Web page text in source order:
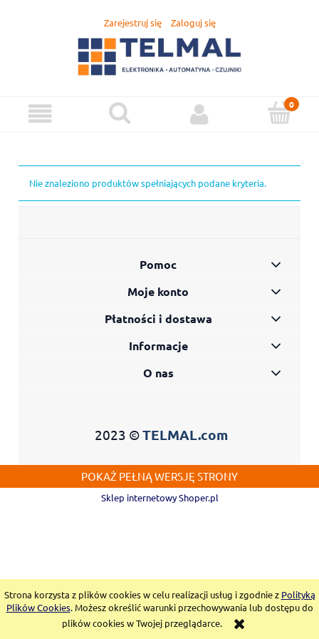
Strona korzysta z plików cookies w celu realizacji usług i zgodnie z Polityką
Plików Cookies. Możesz określić warunki przechowywania lub dostępu do
plików cookies w Twojej przeglądarce.
Zarejestruj się Zaloguj się
Nie znaleziono produktów spełniających podane kryteria.
Pomoc
Moje konto
Płatności i dostawa
Informacje
O nas
2023 ©TELMAL.com
POKAŻ PEŁNĄ WERSJĘ STRONY
Sklep internetowy Shoper.pl